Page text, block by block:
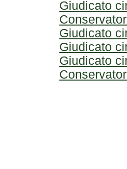
Giudicato
Giudicato
Giudicato
Giudicato